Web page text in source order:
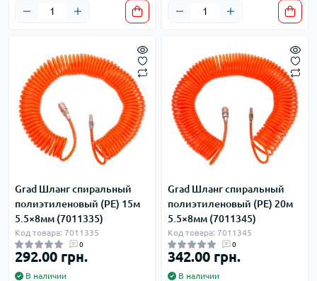
Grad Шланг спиральный
полиэтиленовый (PЕ) 15м
5.5×8мм (7011335)
Код товара: 7011335
0
292.00 грн.
В наличии
Grad Шланг спиральный
полиэтиленовый (PЕ) 20м
5.5×8мм (7011345)
Код товара: 7011345
0
342.00 грн.
В наличии